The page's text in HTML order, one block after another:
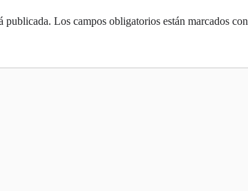
publicada. Los campos obligatorios están marcados con